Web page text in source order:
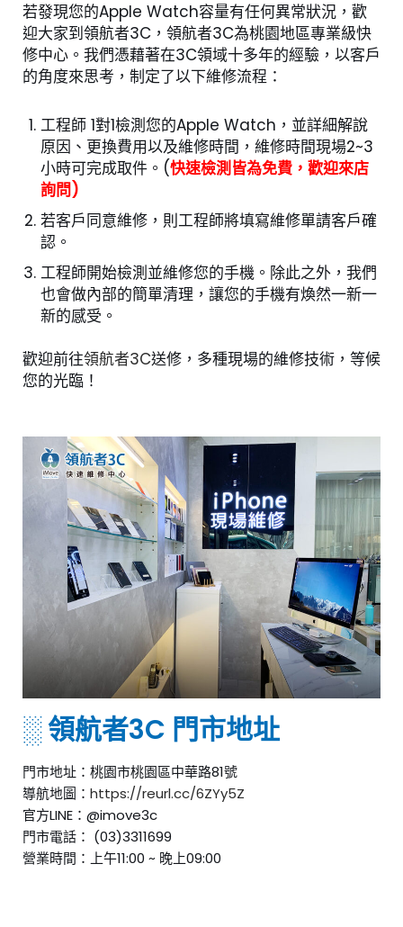
若發現您的Apple Watch容量有任何異常狀況，歡
迎大家到領航者3C，領航者3C為桃園地區專業級快
修中心。我們憑藉著在3C領域十多年的經驗，以客戶
的角度來思考，制定了以下維修流程：
工程師 1對1檢測您的Apple Watch，並詳細解說
原因、更換費用以及維修時間，維修時間現場2~3
小時可完成取件。(快速檢測皆為免費，歡迎來店
詢問)
若客戶同意維修，則工程師將填寫維修單請客戶確
認。
工程師開始檢測並維修您的手機。除此之外，我們
也會做內部的簡單清理，讓您的手機有煥然一新一
新的感受。
歡迎前往領航者3C送修，多種現場的維修技術，等候
您的光臨！
░ 領航者3C 門市地址
門市地址：桃園市桃園區中華路81號
導航地圖： https://reurl.cc/6ZYy5Z
官方LINE：@imove3c
門市電話： (03)3311699
營業時間：上午11:00 ~ 晚上09:00